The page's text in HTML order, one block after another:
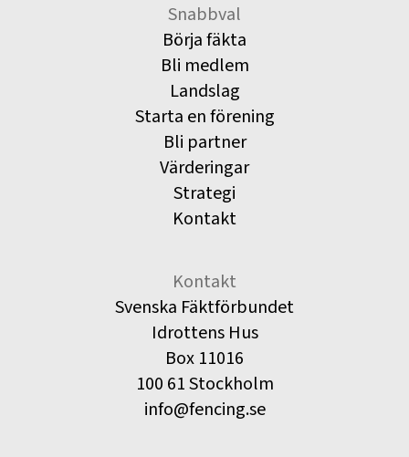
Snabbval
Börja fäkta
Bli medlem
Landslag
Starta en förening
Bli partner
Värderingar
Strategi
Kontakt
Kontakt
Svenska Fäktförbundet
Idrottens Hus
Box 11016
100 61 Stockholm
info@fencing.se